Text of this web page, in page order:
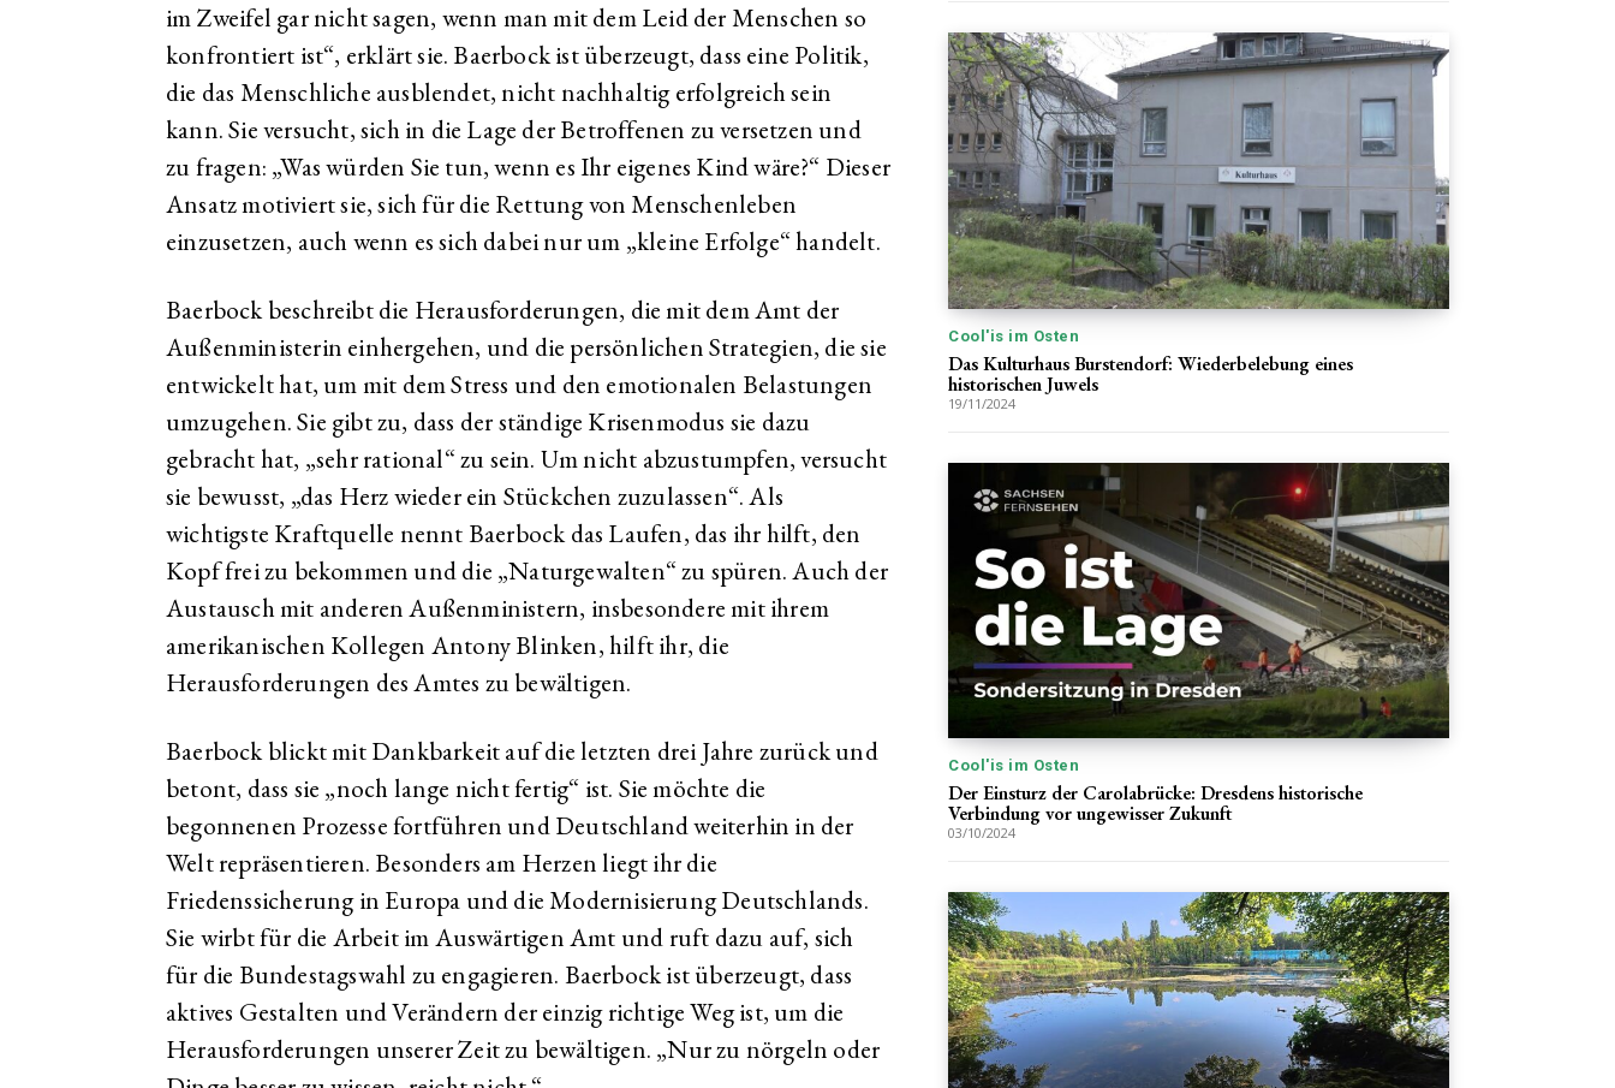
im Zweifel gar nicht sagen, wenn man mit dem Leid der Menschen so
konfrontiert ist“, erklärt sie. Baerbock ist überzeugt, dass eine Politik,
die das Menschliche ausblendet, nicht nachhaltig erfolgreich sein
kann. Sie versucht, sich in die Lage der Betroffenen zu versetzen und
zu fragen: „Was würden Sie tun, wenn es Ihr eigenes Kind wäre?“ Dieser
Ansatz motiviert sie, sich für die Rettung von Menschenleben
einzusetzen, auch wenn es sich dabei nur um „kleine Erfolge“ handelt.
Baerbock beschreibt die Herausforderungen, die mit dem Amt der
Außenministerin einhergehen, und die persönlichen Strategien, die sie
entwickelt hat, um mit dem Stress und den emotionalen Belastungen
umzugehen. Sie gibt zu, dass der ständige Krisenmodus sie dazu
gebracht hat, „sehr rational“ zu sein. Um nicht abzustumpfen, versucht
sie bewusst, „das Herz wieder ein Stückchen zuzulassen“. Als
wichtigste Kraftquelle nennt Baerbock das Laufen, das ihr hilft, den
Kopf frei zu bekommen und die „Naturgewalten“ zu spüren. Auch der
Austausch mit anderen Außenministern, insbesondere mit ihrem
amerikanischen Kollegen Antony Blinken, hilft ihr, die
Herausforderungen des Amtes zu bewältigen.
Baerbock blickt mit Dankbarkeit auf die letzten drei Jahre zurück und
betont, dass sie „noch lange nicht fertig“ ist. Sie möchte die
begonnenen Prozesse fortführen und Deutschland weiterhin in der
Welt repräsentieren. Besonders am Herzen liegt ihr die
Friedenssicherung in Europa und die Modernisierung Deutschlands.
Sie wirbt für die Arbeit im Auswärtigen Amt und ruft dazu auf, sich
für die Bundestagswahl zu engagieren. Baerbock ist überzeugt, dass
aktives Gestalten und Verändern der einzig richtige Weg ist, um die
Herausforderungen unserer Zeit zu bewältigen. „Nur zu nörgeln oder
Cool'is im Osten
Das Kulturhaus Burstendorf: Wiederbelebung eines
historischen Juwels
19/11/2024
Cool'is im Osten
Der Einsturz der Carolabrücke: Dresdens historische
Verbindung vor ungewisser Zukunft
03/10/2024